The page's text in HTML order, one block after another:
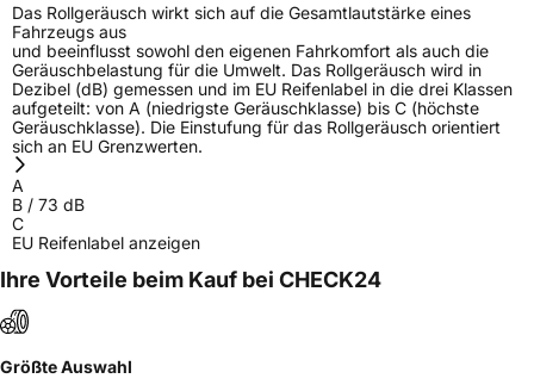
Das Rollgeräusch wirkt sich auf die Gesamtlautstärke eines
Fahrzeugs aus
und beeinflusst sowohl den eigenen Fahrkomfort als auch die
Geräuschbelastung für die Umwelt. Das Rollgeräusch wird in
Dezibel (dB) gemessen und im EU Reifenlabel in die drei Klassen
aufgeteilt: von A (niedrigste Geräuschklasse) bis C (höchste
Geräuschklasse). Die Einstufung für das Rollgeräusch orientiert
sich an EU Grenzwerten.
A
B / 73 dB
C
EU Reifenlabel anzeigen
Ihre Vorteile beim Kauf bei CHECK24
Größte Auswahl